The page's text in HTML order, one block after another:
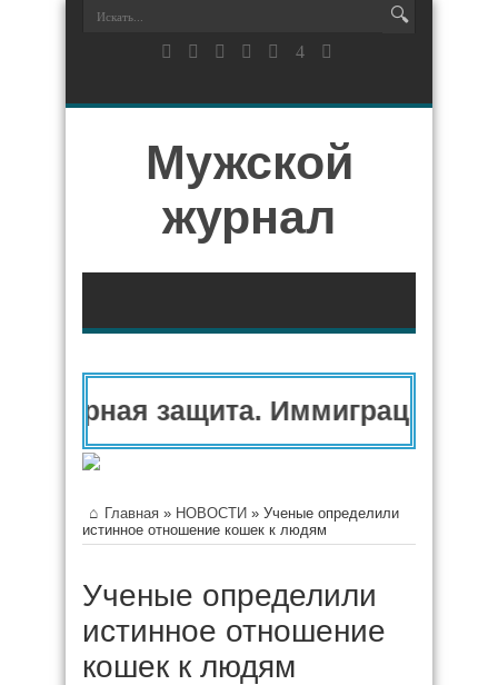
Мужской
журнал
защита. Иммиграционный
Главная » НОВОСТИ » Ученые определили
истинное отношение кошек к людям
Ученые определили
истинное отношение
кошек к людям